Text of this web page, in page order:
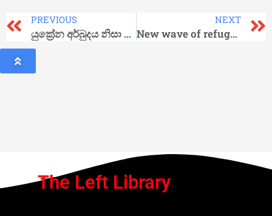
PREVIOUS
යුක්‍රේන අර්බුදය නිසා ලෝක සාම සිතියම ඉරී යයිද?
NEXT
New wave of refugees from Ukraine faces racism of Europe’s borders
The Left Library